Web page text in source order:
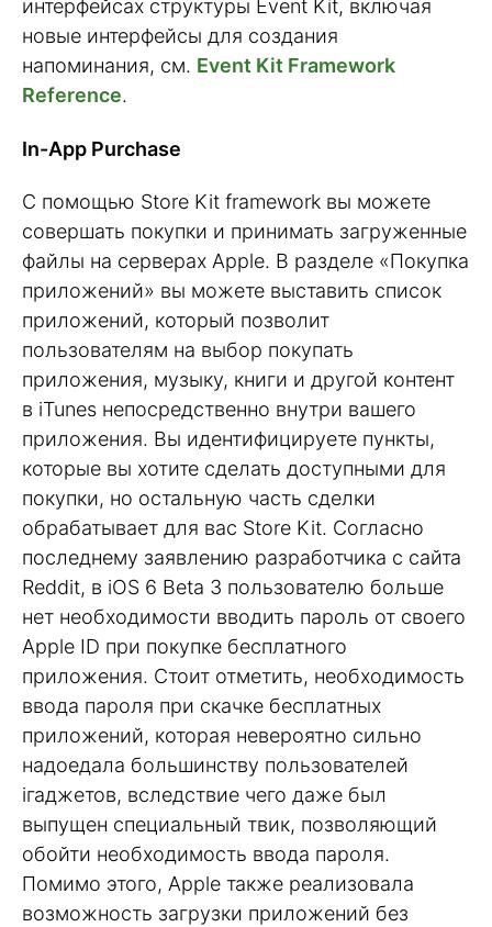
интерфейсах структуры Event Kit, включая
новые интерфейсы для создания
напоминания, см. Event Kit Framework
Reference.
In-App Purchase
С помощью Store Kit framework вы можете
совершать покупки и принимать загруженные
файлы на серверах Apple. В разделе «Покупка
приложений» вы можете выставить список
приложений, который позволит
пользователям на выбор покупать
приложения, музыку, книги и другой контент
в iTunes непосредственно внутри вашего
приложения. Вы идентифицируете пункты,
которые вы хотите сделать доступными для
покупки, но остальную часть сделки
обрабатывает для вас Store Kit. Согласно
последнему заявлению разработчика с сайта
Reddit, в iOS 6 Beta 3 пользователю больше
нет необходимости вводить пароль от своего
Apple ID при покупке бесплатного
приложения. Стоит отметить, необходимость
ввода пароля при скачке бесплатных
приложений, которая невероятно сильно
надоедала большинству пользователей
iгаджетов, вследствие чего даже был
выпущен специальный твик, позволяющий
обойти необходимость ввода пароля.
Помимо этого, Apple также реализовала
возможность загрузки приложений без